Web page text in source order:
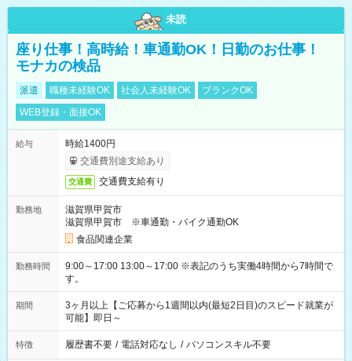
未読
座り仕事！高時給！車通勤OK！日勤のお仕事！
モナカの検品
派遣 職種未経験OK 社会人未経験OK
ブランクOK
WEB登録・面接OK
給与
時給1400円
交通費別途支給あり
交通費 交通費支給有り
勤務地
滋賀県甲賀市
滋賀県甲賀市 ※車通勤・バイク通勤OK
食品関連企業
勤務時間
9:00～17:00 13:00～17:00 ※表記のうち実働4時間から7時間で
す。
期間
3ヶ月以上【ご応募から1週間以内(最短2日目)のスピード就業が
可能】即日～
特徴 履歴書不要 / 電話対応なし / パソコンスキル不要